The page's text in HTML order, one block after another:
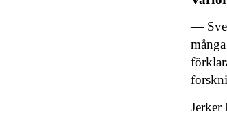
—
Jerker